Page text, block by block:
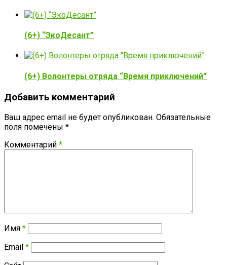
(6+) “ЭкоДесант”
(6+) Волонтеры отряда “Время приключений”
Добавить комментарий
Ваш адрес email не будет опубликован. Обязательные
поля помечены *
Комментарий *
Имя *
Email *